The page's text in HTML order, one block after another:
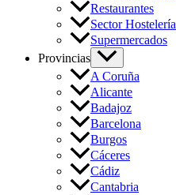
Restaurantes
Sector Hostelería
Supermercados
Provincias
A Coruña
Alicante
Badajoz
Barcelona
Burgos
Cáceres
Cádiz
Cantabria